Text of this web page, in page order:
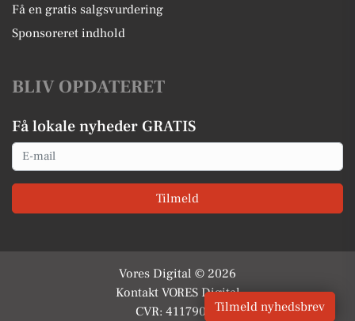
Få en gratis salgsvurdering
Sponsoreret indhold
BLIV OPDATERET
Få lokale nyheder GRATIS
Email
Tilmeld
Vores Digital © 2026
Kontakt VORES Digital
CVR: 41179082Tilmeld nyhedsbrev